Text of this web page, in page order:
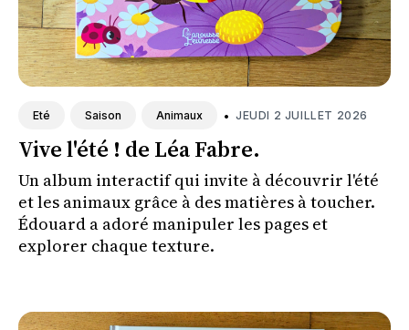
Eté Saison Animaux • JEUDI 2 JUILLET 2026
Vive l'été ! de Léa Fabre.
Un album interactif qui invite à découvrir l'été
et les animaux grâce à des matières à toucher.
Édouard a adoré manipuler les pages et
explorer chaque texture.